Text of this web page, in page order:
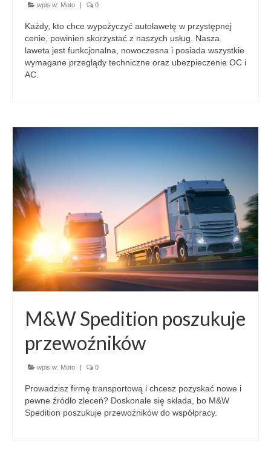
wpis w: Moto | 0
Każdy, kto chce wypożyczyć autolawetę w przystępnej
cenie, powinien skorzystać z naszych usług. Nasza
laweta jest funkcjonalna, nowoczesna i posiada wszystkie
wymagane przeglądy techniczne oraz ubezpieczenie OC i
AC.
M&W Spedition poszukuje
przewoźników
wpis w: Moto | 0
Prowadzisz firmę transportową i chcesz pozyskać nowe i
pewne źródło zleceń? Doskonale się składa, bo M&W
Spedition poszukuje przewoźników do współpracy.